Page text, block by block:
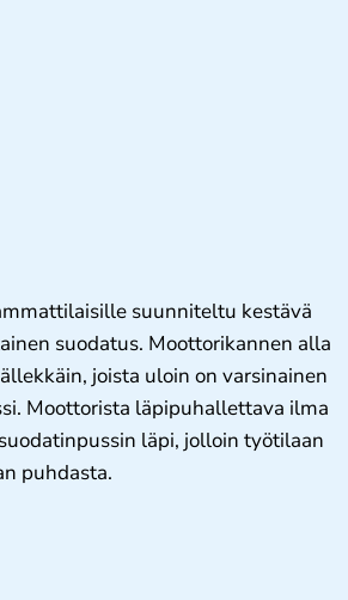
suunniteltu kestävä
suodatus. Moottorikannen alla
joista uloin on varsinainen
Moottorista läpipuhallettava ilma
läpi, jolloin työtilaan
puhdasta.